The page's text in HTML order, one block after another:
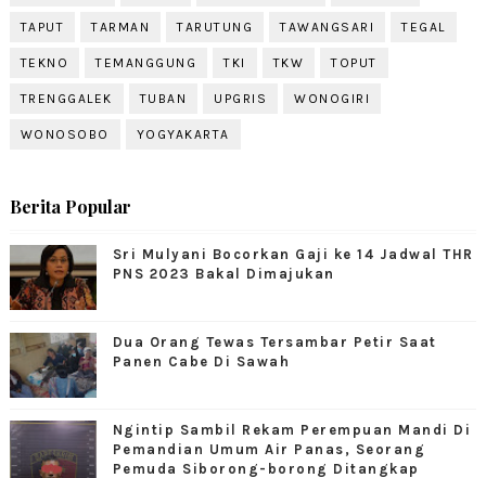
TAPUT TARMAN TARUTUNG TAWANGSARI TEGAL
TEKNO TEMANGGUNG TKI TKW TOPUT
TRENGGALEK TUBAN UPGRIS WONOGIRI
WONOSOBO YOGYAKARTA
Berita Popular
Sri Mulyani Bocorkan Gaji ke 14 Jadwal THR
PNS 2023 Bakal Dimajukan
Dua Orang Tewas Tersambar Petir Saat
Panen Cabe Di Sawah
Ngintip Sambil Rekam Perempuan Mandi Di
Pemandian Umum Air Panas, Seorang
Pemuda Siborong-borong Ditangkap